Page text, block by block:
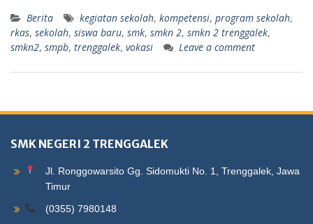
Berita kegiatan sekolah, kompetensi, program sekolah,
rkas, sekolah, siswa baru, smk, smkn 2, smkn 2 trenggalek,
smkn2, smpb, trenggalek, vokasi Leave a comment
SMK NEGERI 2 TRENGGALEK
Jl. Ronggowarsito Gg. Sidomukti No. 1, Trenggalek, Jawa
Timur
(0355) 7980148